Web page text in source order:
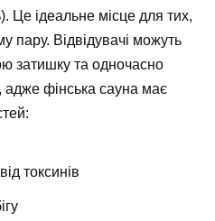
Це ідеальне місце для тих,
пару. Відвідувачі можуть
затишку та одночасно
адже фінська сауна має
токсинів